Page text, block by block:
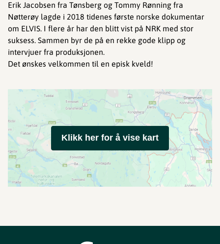
Erik Jacobsen fra Tønsberg og Tommy Rønning fra
Nøtterøy lagde i 2018 tidenes første norske dokumentar
om ELVIS. I flere år har den blitt vist på NRK med stor
suksess. Sammen byr de på en rekke gode klipp og
intervjuer fra produksjonen.
Det ønskes velkommen til en episk kveld!
Klikk her for å vise kart